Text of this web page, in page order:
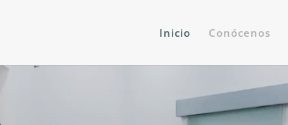
Inicio Conócenos